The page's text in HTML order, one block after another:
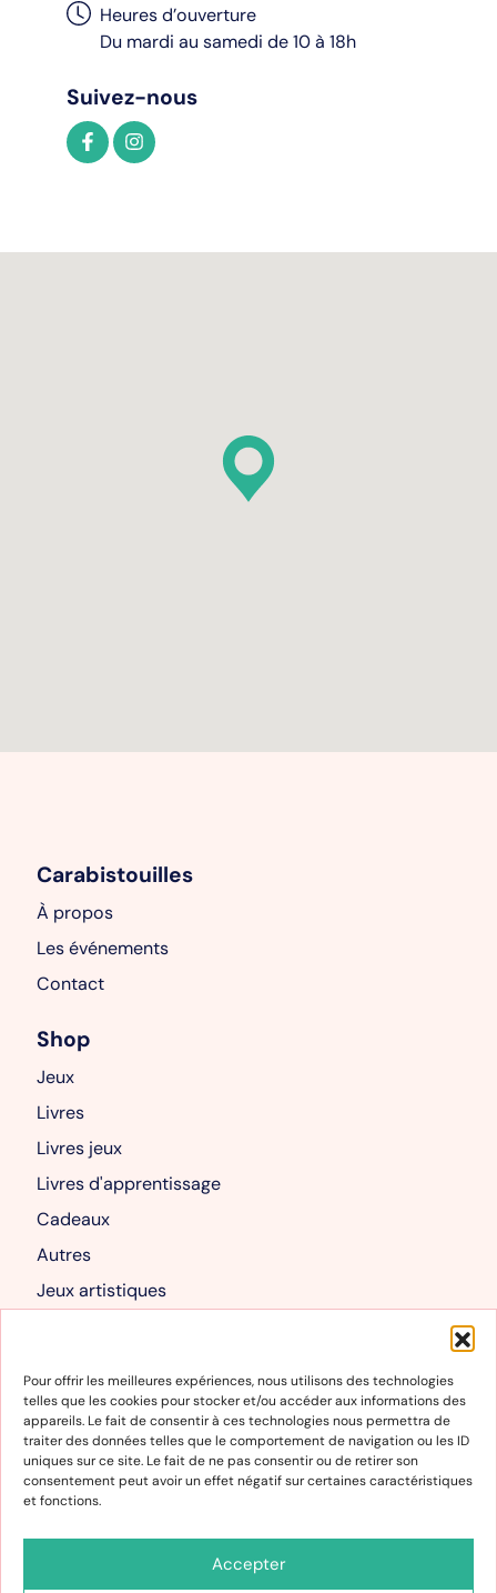
Pour offrir les meilleures expériences, nous utilisons des technologies
telles que les cookies pour stocker et/ou accéder aux informations des
appareils. Le fait de consentir à ces technologies nous permettra de
traiter des données telles que le comportement de navigation ou les ID
uniques sur ce site. Le fait de ne pas consentir ou de retirer son
consentement peut avoir un effet négatif sur certaines caractéristiques
et fonctions.
Accepter
Heures d’ouverture
Du mardi au samedi de 10 à 18h
Suivez-nous
Carabistouilles
À propos
Les événements
Contact
Shop
Jeux
Livres
Livres jeux
Livres d'apprentissage
Cadeaux
Autres
Jeux artistiques
Mon compte
Mon compte
Panier
Informations